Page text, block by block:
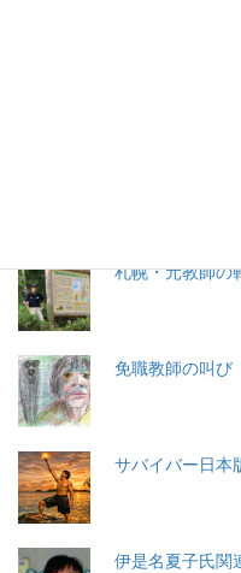
札幌・元教師の
免職教師の叫び
サバイバー日本
伊是名夏子氏関